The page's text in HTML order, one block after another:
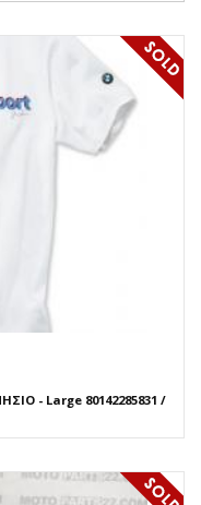
- Large 80142285831 /